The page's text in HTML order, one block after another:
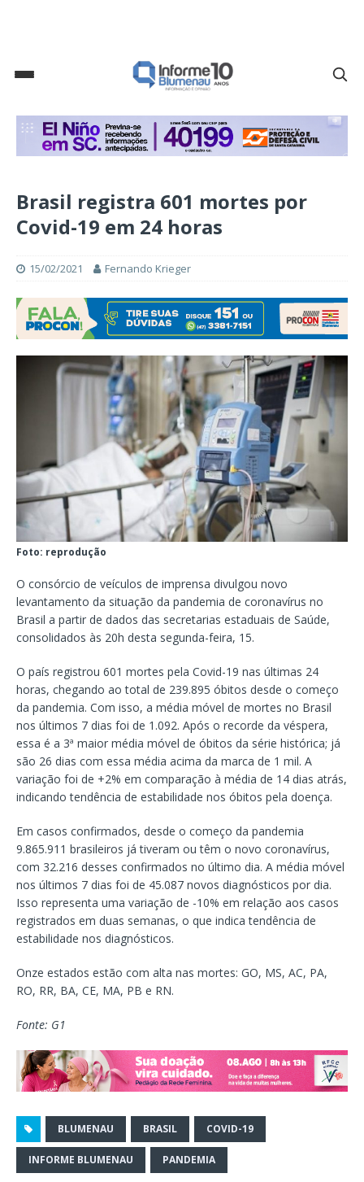
Brasil registra 601 mortes por
Covid-19 em 24 horas
15/02/2021 Fernando Krieger
Foto: reprodução
O consórcio de veículos de imprensa divulgou novo
levantamento da situação da pandemia de coronavírus no
Brasil a partir de dados das secretarias estaduais de Saúde,
consolidados às 20h desta segunda-feira, 15.
O país registrou 601 mortes pela Covid-19 nas últimas 24
horas, chegando ao total de 239.895 óbitos desde o começo
da pandemia. Com isso, a média móvel de mortes no Brasil
nos últimos 7 dias foi de 1.092. Após o recorde da véspera,
essa é a 3ª maior média móvel de óbitos da série histórica; já
são 26 dias com essa média acima da marca de 1 mil. A
variação foi de +2% em comparação à média de 14 dias atrás,
indicando tendência de estabilidade nos óbitos pela doença.
Em casos confirmados, desde o começo da pandemia
9.865.911 brasileiros já tiveram ou têm o novo coronavírus,
com 32.216 desses confirmados no último dia. A média móvel
nos últimos 7 dias foi de 45.087 novos diagnósticos por dia.
Isso representa uma variação de -10% em relação aos casos
registrados em duas semanas, o que indica tendência de
estabilidade nos diagnósticos.
Onze estados estão com alta nas mortes: GO, MS, AC, PA,
RO, RR, BA, CE, MA, PB e RN.
Fonte: G1
BLUMENAU BRASIL COVID-19
INFORME BLUMENAU PANDEMIA